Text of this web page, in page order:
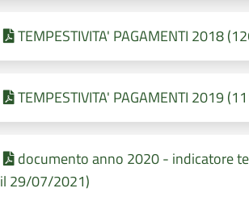
TEMPESTIVITA' PAGAMENTI 2018
TEMPESTIVITA' PAGAMENTI 2019
documento anno 2020 - indicatore
il 29/07/2021)